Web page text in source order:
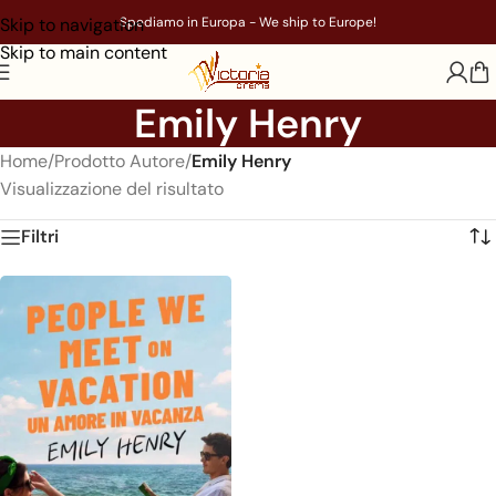
Skip to navigation
Skip to main content
Spediamo in Europa - We ship to Europe!
Emily Henry
Home/Prodotto Autore/Emily Henry
Visualizzazione del risultato
Filtri